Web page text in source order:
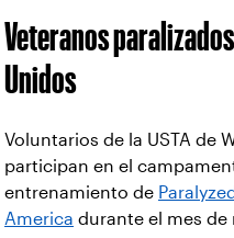
Veteranos
Unidos
Voluntarios de la USTA de
participan en el
entrenamiento de
America durante el mes de